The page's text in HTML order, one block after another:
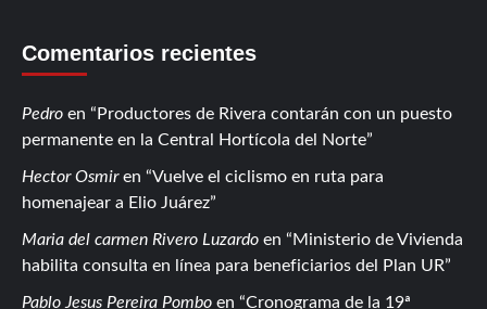
Comentarios recientes
Pedro en
Productores de Rivera contarán con un puesto
permanente en la Central Hortícola del Norte
Hector Osmiren
Vuelve el ciclismo en ruta para
homenajear a Elio Juárez
Maria del carmen Rivero Luzardo en
Ministerio de Vivienda
habilita consulta en línea para beneficiarios del Plan UR
Pablo Jesus Pereira Pombo en Cronograma de la 19ª